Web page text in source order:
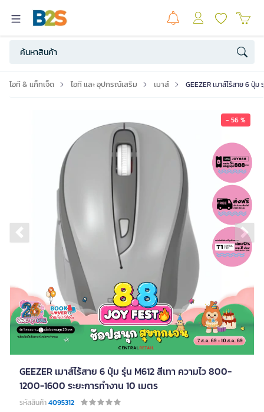
ไอที & แก็ทเจ็ด ไอที และ อุปกรณ์เสริม เมาส์ GEEZER เมาส์ไร้สาย 6 ปุ่
- 56 %
Previous slide
GEEZER เมาส์ไร้สาย 6 ปุ่ม รุ่น M612 สีเทา ความไว 800-
1200-1600 ระยะการทำงาน 10 เมตร
รหัสสินค้า4095312